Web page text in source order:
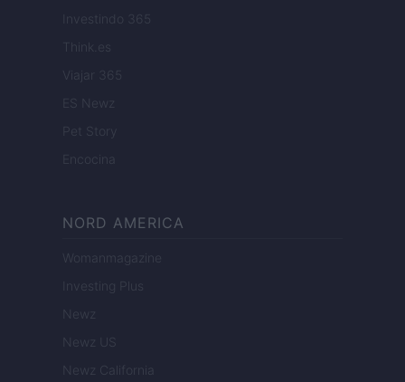
Investindo 365
Think.es
Viajar 365
ES Newz
Pet Story
Encocina
NORD AMERICA
Womanmagazine
Investing Plus
Newz
Newz US
Newz California